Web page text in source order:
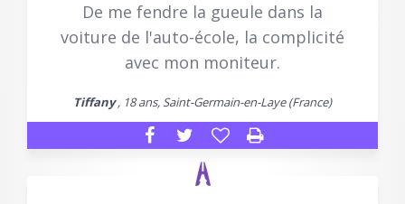
De me fendre la gueule dans la
voiture de l'auto-école, la complicité
avec mon moniteur.
Tiffany, 18 ans, Saint-Germain-en-Laye (France)